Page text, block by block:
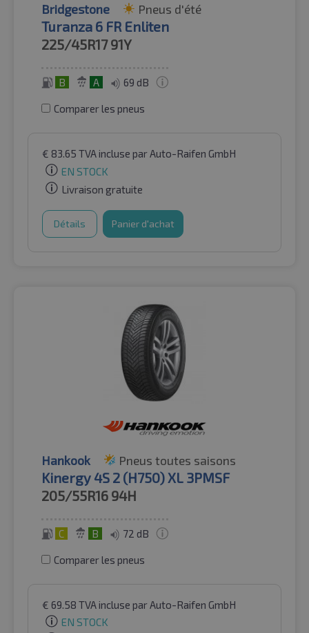
Bridgestone Pneus d'été
Turanza 6 FR Enliten
225/45R17 91Y
B A 69 dB
Comparer les pneus
€ 83.65 TVA incluse par Auto-Raifen GmbH
EN STOCK
Livraison gratuite
Détails Panier d'achat
Hankook Pneus toutes saisons
Kinergy 4S 2 (H750) XL 3PMSF
205/55R16 94H
C B 72 dB
Comparer les pneus
€ 69.58 TVA incluse par Auto-Raifen GmbH
EN STOCK